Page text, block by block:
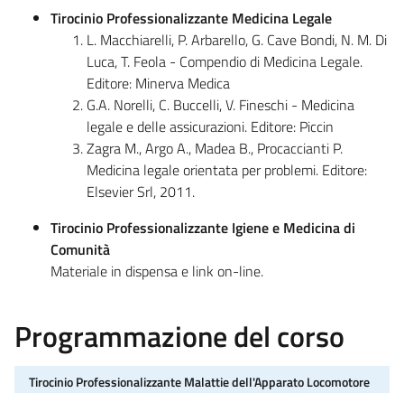
Tirocinio Professionalizzante Medicina Legale
L. Macchiarelli, P. Arbarello, G. Cave Bondi, N. M. Di
Luca, T. Feola - Compendio di Medicina Legale.
Editore: Minerva Medica
G.A. Norelli, C. Buccelli, V. Fineschi - Medicina
legale e delle assicurazioni. Editore: Piccin
Zagra M., Argo A., Madea B., Procaccianti P.
Medicina legale orientata per problemi. Editore:
Elsevier Srl, 2011.
Tirocinio Professionalizzante Igiene e Medicina di
Comunità
Materiale in dispensa e link on-line.
Programmazione del corso
Tirocinio Professionalizzante Malattie dell'Apparato Locomotore